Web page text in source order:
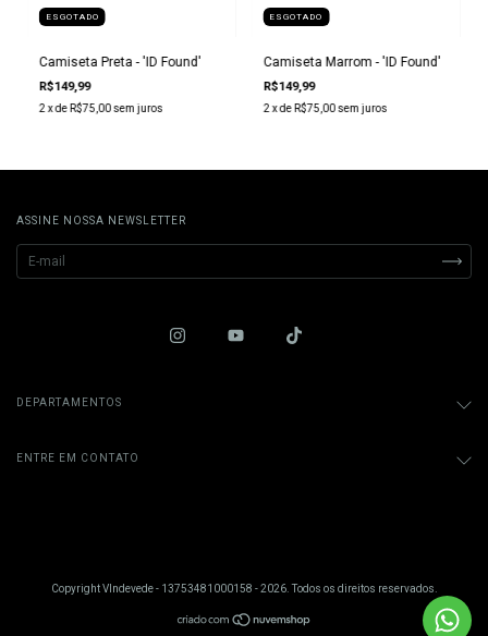
ESGOTADO
Camiseta Preta - 'ID Found'
R$149,99
2x de R$75,00 sem juros
ESGOTADO
Camiseta Marrom - 'ID Found'
R$149,99
2x de R$75,00 sem juros
ASSINE NOSSA NEWSLETTER
DEPARTAMENTOS
ENTRE EM CONTATO
Copyright VIndevede - 13753481000158 - 2026. Todos os direitos reservados.